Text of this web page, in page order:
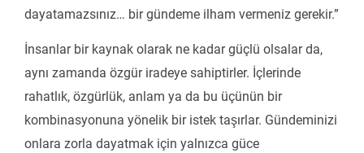
dayatamazsınız… bir gündeme ilham vermeniz gerekir.”
İnsanlar bir kaynak olarak ne kadar güçlü olsalar da,
aynı zamanda özgür iradeye sahiptirler. İçlerinde
rahatlık, özgürlük, anlam ya da bu üçünün bir
kombinasyonuna yönelik bir istek taşırlar. Gündeminizi
onlara zorla dayatmak için yalnızca güce